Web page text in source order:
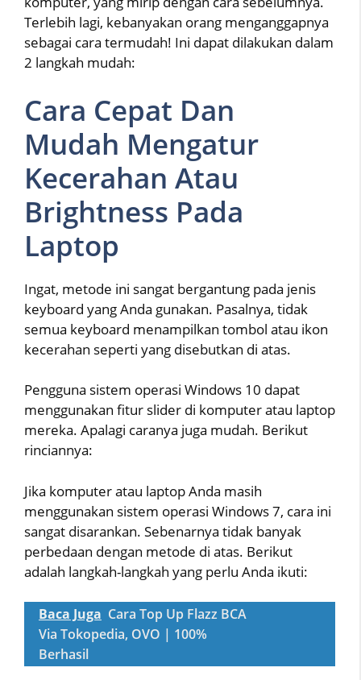
Terlebih lagi, kebanyakan orang menganggapnya
sebagai cara termudah! Ini dapat dilakukan dalam
2 langkah mudah:
Cara Cepat Dan
Mudah Mengatur
Kecerahan Atau
Brightness Pada
Laptop
Ingat, metode ini sangat bergantung pada jenis
keyboard yang Anda gunakan. Pasalnya, tidak
semua keyboard menampilkan tombol atau ikon
kecerahan seperti yang disebutkan di atas.
Pengguna sistem operasi Windows 10 dapat
menggunakan fitur slider di komputer atau laptop
mereka. Apalagi caranya juga mudah. Berikut
rinciannya:
Jika komputer atau laptop Anda masih
menggunakan sistem operasi Windows 7, cara ini
sangat disarankan. Sebenarnya tidak banyak
perbedaan dengan metode di atas. Berikut
adalah langkah-langkah yang perlu Anda ikuti:
Baca Juga Cara Top Up Flazz BCA
Via Tokopedia, OVO | 100%
Berhasil